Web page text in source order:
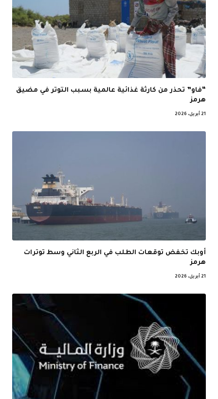
“فاو” تحذر من كارثة غذائية عالمية بسبب التوتر في مضيق
هرمز
21 أبريل، 2026
أوبك تخفض توقعات الطلب في الربع الثاني وسط توترات
هرمز
21 أبريل، 2026